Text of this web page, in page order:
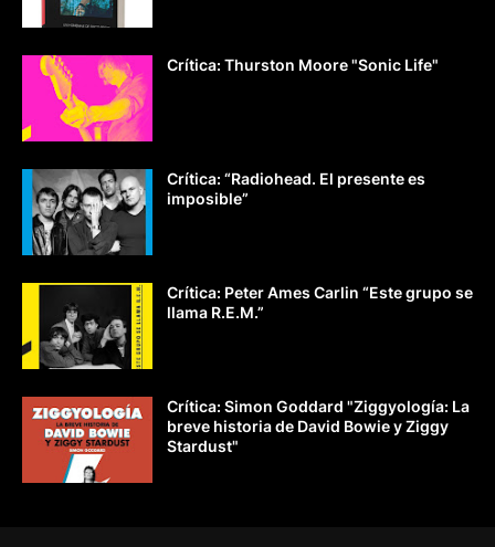
Crítica: Thurston Moore "Sonic Life"
Crítica: “Radiohead. El presente es
imposible”
Crítica: Peter Ames Carlin “Este grupo se
llama R.E.M.”
Crítica: Simon Goddard "Ziggyología: La
breve historia de David Bowie y Ziggy
Stardust"